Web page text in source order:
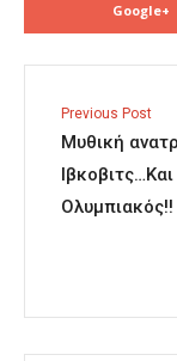
Google+
Previous Post
Μυθική
Ολυμπιακός!!